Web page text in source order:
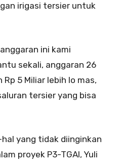
irigasi tersier untuk
ini kami
sekali, anggaran 26
5 Miliar lebih lo mas,
tersier yang bisa
yang tidak diinginkan
proyek P3-TGAI, Yuli